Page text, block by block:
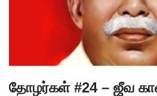
தோழர்கள் #24 – ஜீவ